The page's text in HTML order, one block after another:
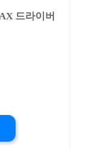
드라이버